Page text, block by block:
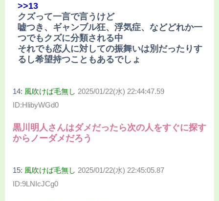
>>13
クズって一言で言うけど
嘘つき、ギャンブル狂、浮気症、などどれか一
つでもクズに分類される中
それでも恋人に対しての振舞いは別だったりす
るし希望持つこともあるでしょ
14: 風吹けば毛無し 2025/01/22(水) 22:44:47.59
ID:HlibyWGd0
黒川明人さんはダメだったら次の人をすぐに探す
からノーダメだろう
15: 風吹けば毛無し 2025/01/22(水) 22:45:05.87
ID:9LNIcJCg0